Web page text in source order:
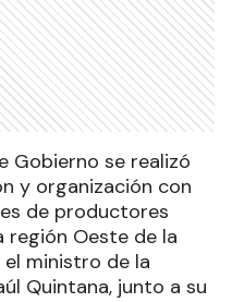
Gobierno se realizó
y organización con
de productores
región Oeste de la
ministro de la
Quintana, junto a su